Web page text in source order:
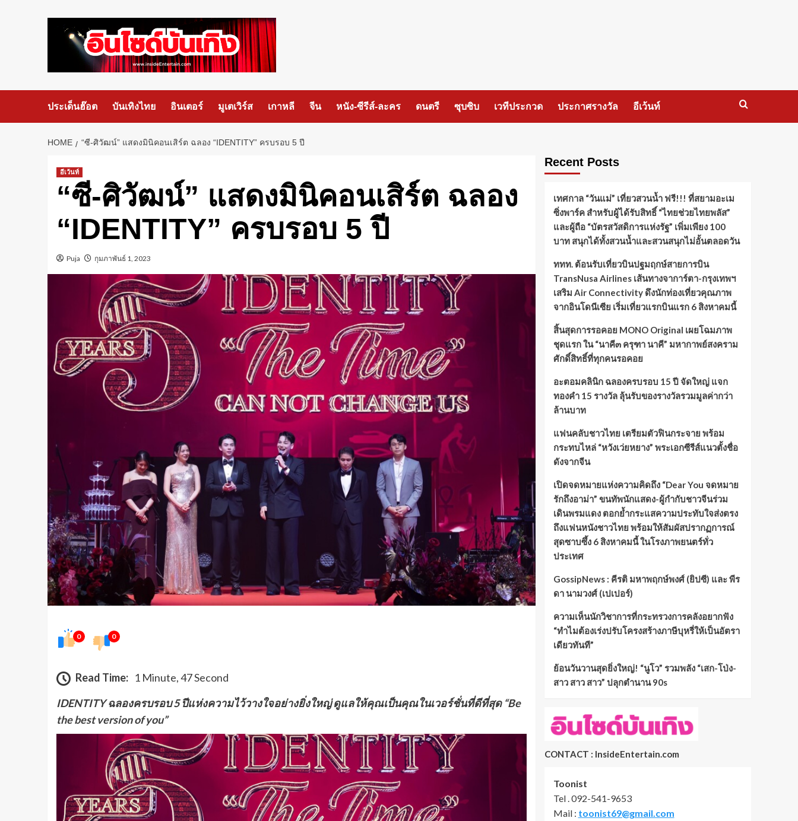
ประเด็นฮ๊อต บันเทิงไทย อินเตอร์ มูเตเวิร์ส เกาหลี จีน หนัง-ซีรีส์-ละคร ดนตรี ซุบซิบ เวทีประกวด ประกาศรางวัล อีเว้นท์
HOME “ซี-ศิวัฒน์” แสดง​มินิคอนเสิร์ต​ ฉลอง​ “IDENTITY” ครบรอบ 5 ปี
อีเว้นท์
“ซี-ศิวัฒน์” แสดง​มินิคอนเสิร์ต​ ฉลอง​
“IDENTITY” ครบรอบ 5 ปี
Puja กุมภาพันธ์ 1, 2023
0 0
Read Time: 1 Minute, 47 Second
IDENTITY ฉลองครบรอบ 5 ปีแห่งความไว้วางใจอย่างยิ่งใหญ่ ดูแลให้คุณเป็นคุณในเวอร์ชั่นที่ดีที่สุด “Be
the best version of you”
Recent Posts
เทศกาล “วันแม่” เที่ยวสวนน้ำ ฟรี!!! ที่สยามอะเม
ซิ่งพาร์ค สำหรับผู้ได้รับสิทธิ์ “ไทยช่วยไทยพลัส”
และผู้ถือ “บัตรสวัสดิการแห่งรัฐ” เพิ่มเพียง 100
บาท สนุกได้ทั้งสวนน้ำและสวนสนุกไม่อั้นตลอดวัน
ททท. ต้อนรับเที่ยวบินปฐมฤกษ์สายการบิน
TransNusa Airlines เส้นทางจาการ์ตา-กรุงเทพฯ
เสริม Air Connectivity ดึงนักท่องเที่ยวคุณภาพ
จากอินโดนีเซีย เริ่มเที่ยวแรกบินแรก 6 สิงหาคมนี้
สิ้นสุดการรอคอย MONO Original เผยโฉมภาพ
ชุดแรก ใน “นาคี๓ ครุฑา นาคี” มหากาพย์สงคราม
ศักดิ์สิทธิ์ที่ทุกคนรอคอย
อะตอมคลินิก ฉลองครบรอบ 15 ปี จัดใหญ่ แจก
ทองคำ 15 รางวัล ลุ้นรับของรางวัลรวมมูลค่ากว่า
ล้านบาท
แฟนคลับชาวไทย เตรียมตัวฟินกระจาย พร้อม
กระทบไหล่ “หวังเว่ยหยาง” พระเอกซีรีส์แนวตั้งชื่อ
ดังจากจีน
เปิดจดหมายแห่งความคิดถึง “Dear You จดหมาย
รักถึงอาม่า” ขนทัพนักแสดง-ผู้กำกับชาวจีนร่วม
เดินพรมแดง ตอกย้ำกระแสความประทับใจส่งตรง
ถึงแฟนหนังชาวไทย พร้อมให้สัมผัสปรากฏการณ์
สุดซาบซึ้ง 6 สิงหาคมนี้ ในโรงภาพยนตร์ทั่ว
ประเทศ
GossipNews : คีรติ มหาพฤกษ์พงศ์ (ยิปซี) และ พีร
ดา นามวงศ์ (เปเปอร์)
ความเห็นนักวิชาการที่กระทรวงการคลังอยากฟัง
“ทำไมต้องเร่งปรับโครงสร้างภาษีบุหรี่ให้เป็นอัตรา
เดียวทันที”
ย้อนวันวานสุดยิ่งใหญ่! “นูโว” รวมพลัง “เสก-โป่ง-
สาว สาว สาว” ปลุกตำนาน 90s
CONTACT : InsideEntertain.com
Toonist
Tel . 092-541-9653
Mail : toonist69@gmail.com